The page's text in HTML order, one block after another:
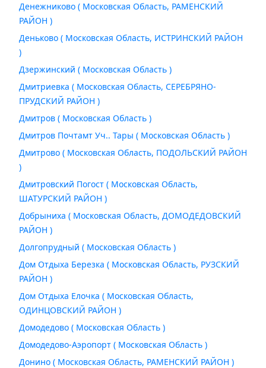
Денежниково ( Московская Область, РАМЕНСКИЙ
РАЙОН )
Деньково ( Московская Область, ИСТРИНСКИЙ РАЙОН
)
Дзержинский ( Московская Область )
Дмитриевка ( Московская Область, СЕРЕБРЯНО-
ПРУДСКИЙ РАЙОН )
Дмитров ( Московская Область )
Дмитров Почтамт Уч.. Тары ( Московская Область )
Дмитрово ( Московская Область, ПОДОЛЬСКИЙ РАЙОН
)
Дмитровский Погост ( Московская Область,
ШАТУРСКИЙ РАЙОН )
Добрыниха ( Московская Область, ДОМОДЕДОВСКИЙ
РАЙОН )
Долгопрудный ( Московская Область )
Дом Отдыха Березка ( Московская Область, РУЗСКИЙ
РАЙОН )
Дом Отдыха Елочка ( Московская Область,
ОДИНЦОВСКИЙ РАЙОН )
Домодедово ( Московская Область )
Домодедово-Аэропорт ( Московская Область )
Донино ( Московская Область, РАМЕНСКИЙ РАЙОН )